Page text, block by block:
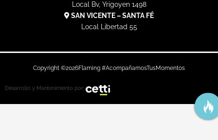
Local Bv, Yrigoyen 1498
SAN VICENTE – SANTA FÉ
Local Libertad 55
Copyright ©2026Flaming #AcompañamosTusMomentos
Desarrollo y Mantenimiento por: